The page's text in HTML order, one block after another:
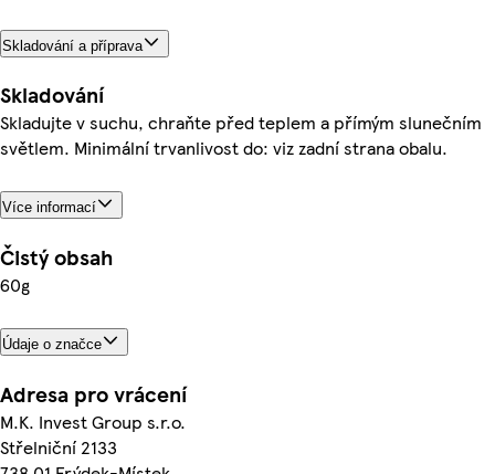
Skladování a příprava
Skladování
Skladujte v suchu, chraňte před teplem a přímým slunečním
světlem. Minimální trvanlivost do: viz zadní strana obalu.
Více informací
Čistý obsah
60g
Údaje o značce
Adresa pro vrácení
M.K. Invest Group s.r.o.
Střelniční 2133